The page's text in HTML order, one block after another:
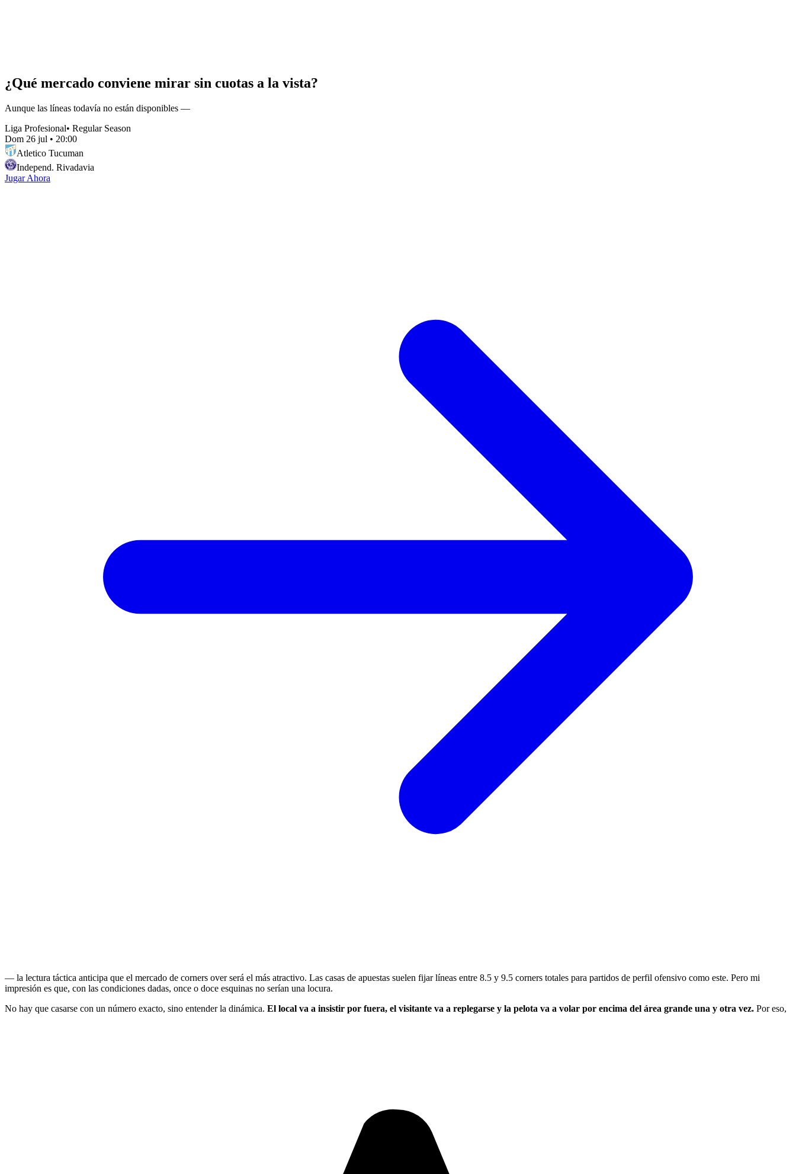
¿Qué mercado conviene mirar sin cuotas a la vista?
Aunque las líneas todavía no están disponibles —
Liga Profesional• Regular Season
Dom 26 jul • 20:00
Atletico Tucuman
Independ. Rivadavia
Jugar Ahora
— la lectura táctica anticipa que el mercado de corners over será el más atractivo. Las casas de apuestas suelen fijar líneas entre 8.5 y 9.5 corners totales para partidos de perfil ofensivo como este. Pero mi
impresión es que, con las condiciones dadas, once o doce esquinas no serían una locura.
No hay que casarse con un número exacto, sino entender la dinámica. El local va a insistir por fuera, el visitante va a replegarse y la pelota va a volar por encima del área grande una y otra vez. Por eso,